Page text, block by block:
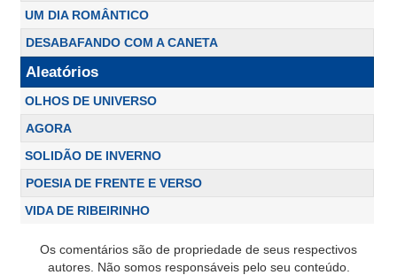
UM DIA ROMÂNTICO
DESABAFANDO COM A CANETA
Aleatórios
OLHOS DE UNIVERSO
AGORA
SOLIDÃO DE INVERNO
POESIA DE FRENTE E VERSO
VIDA DE RIBEIRINHO
Os comentários são de propriedade de seus respectivos
autores. Não somos responsáveis pelo seu conteúdo.